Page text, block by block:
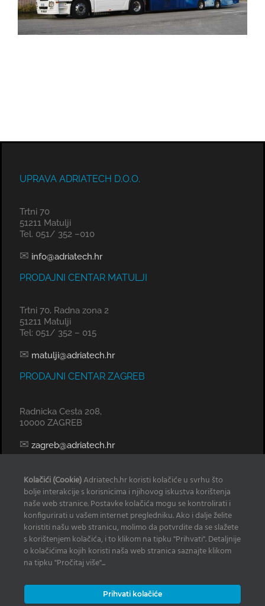
UPRAVA ADRIATECH D.O.O.
Trtni 70
51211 Matulji
Tel. 051/ 352 –010
✉ info@adriatech.hr
PRODAJNI CENTAR MATULJI
Trtni 70, Radna zona 2
51211 Matulji
Tel: 051/ 352 – 015
✉ matulji@adriatech.hr
PRODAJNI CENTAR ZAGREB
Radnicka Cesta 208,
10000 ZAGREB
✉ zagreb@adriatech.hr
Tel: 098 329 239
✉radan@adriatech.hr
INFO
Zaštita osobnih podatakaČesto postavljana pitanja
Kolačići (Cookie)Adriatech.hr koristi kolačiće u svrhu što
bolje interakcije s korisnicima i njihovog iskustva korištenja
naše web stranice. Postavke kolačića mogu se kontrolirati i
konfigurirati u vašem internet pregledniku. Ako i dalje želite
koristiti našu web stranicu, molimo da potvrdite da se slažete
s korištenjem kolačića, i to klikom na tipku "Prihvati". Detaljnije
o kolačićima kojih koristi naša web stranica saznajte klikom
na tipku "Pročitaj više"...
Prihvati kolačiće